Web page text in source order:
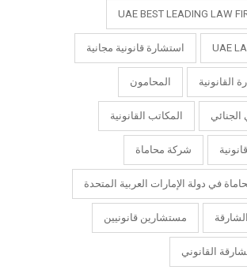
UAE BEST LEADING LAW
UAE استشارة قانونية مجانية
القانونية المحامون
الجنائي المكاتب القانونية
شركة محاماة
في دولة الإمارات العربية المتحدة
مستشارين قانونيين
القانوني